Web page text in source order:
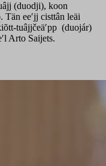
(duodji), koon
eeʹjj cisttân leäi
tuâjjčeäʹpp (duojár)
Arto Saijets.